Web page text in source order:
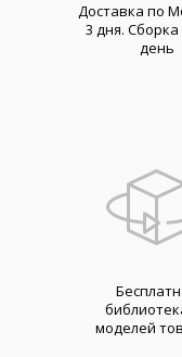
Доставка по
3 дня.
день
моделей